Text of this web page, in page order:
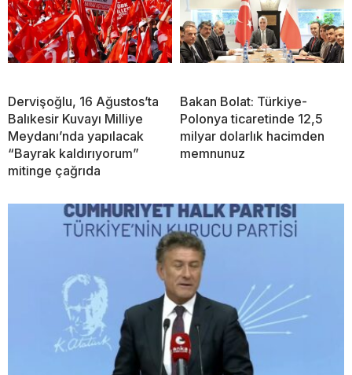
Dervişoğlu, 16 Ağustos’ta
Balıkesir Kuvayı Milliye
Meydanı’nda yapılacak
“Bayrak kaldırıyorum”
mitinge çağrıda
Bakan Bolat: Türkiye-
Polonya ticaretinde 12,5
milyar dolarlık hacimden
memnunuz